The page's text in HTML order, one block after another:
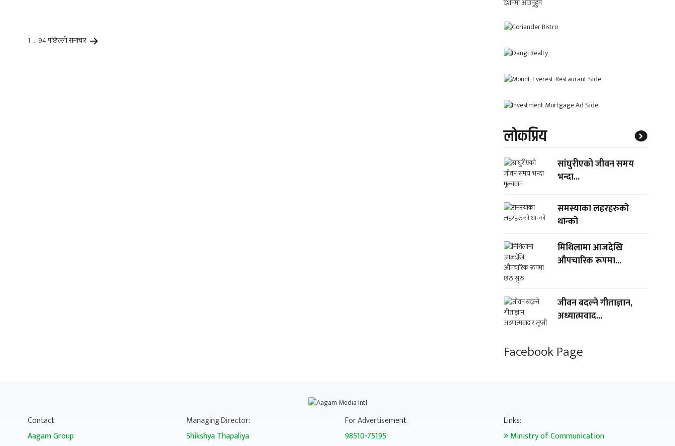
Posts
1 …94पछिल्लाेसमाचार
लाेकप्रिय
सांघुरीएको जीवन समय
भन्दा...
समस्याका लहरहरुको
थान्को
मिथिलामा आजदेखि
औपचारिक रूपमा...
जीवन बदल्ने गीताज्ञान,
अध्यात्मवाद...
Facebook Page
Contact:
Aagam Group
Managing Director:
Shikshya Thapaliya
For Advertisement:
98510-75195
Links:
Ministry of Communication